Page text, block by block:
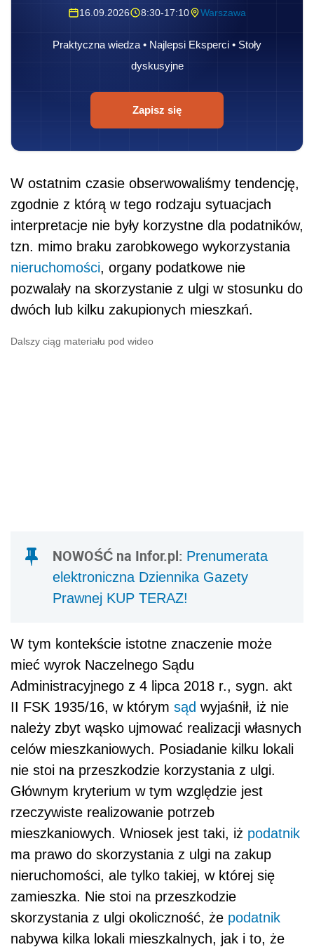
16.09.2026 8:30-17:10 Warszawa
Praktyczna wiedza • Najlepsi Eksperci • Stoły
dyskusyjne
Zapisz się
W ostatnim czasie obserwowaliśmy tendencję,
zgodnie z którą w tego rodzaju sytuacjach
interpretacje nie były korzystne dla podatników,
tzn. mimo braku zarobkowego wykorzystania
nieruchomości, organy podatkowe nie
pozwalały na skorzystanie z ulgi w stosunku do
dwóch lub kilku zakupionych mieszkań.
Dalszy ciąg materiału pod wideo
NOWOŚĆ na Infor.pl: Prenumerata
elektroniczna Dziennika Gazety
Prawnej KUP TERAZ!
W tym kontekście istotne znaczenie może
mieć wyrok Naczelnego Sądu
Administracyjnego z 4 lipca 2018 r., sygn. akt
II FSK 1935/16, w którym sąd wyjaśnił, iż nie
należy zbyt wąsko ujmować realizacji własnych
celów mieszkaniowych. Posiadanie kilku lokali
nie stoi na przeszkodzie korzystania z ulgi.
Głównym kryterium w tym względzie jest
rzeczywiste realizowanie potrzeb
mieszkaniowych. Wniosek jest taki, iż podatnik
ma prawo do skorzystania z ulgi na zakup
nieruchomości, ale tylko takiej, w której się
zamieszka. Nie stoi na przeszkodzie
skorzystania z ulgi okoliczność, że podatnik
nabywa kilka lokali mieszkalnych, jak i to, że